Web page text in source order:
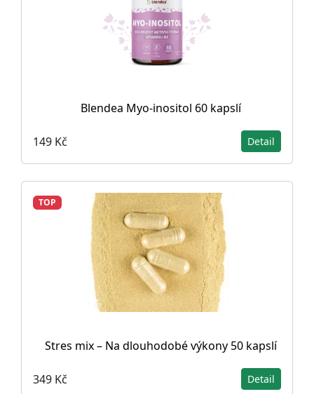
Blendea Myo-inositol 60 kapslí
149 Kč Detail
TOP
Stres mix – Na dlouhodobé výkony 50 kapslí
349 Kč Detail